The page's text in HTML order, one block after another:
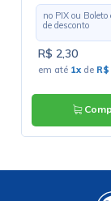
no PIX ou Boleto
de desconto
R$ 2,30
em até 1x de